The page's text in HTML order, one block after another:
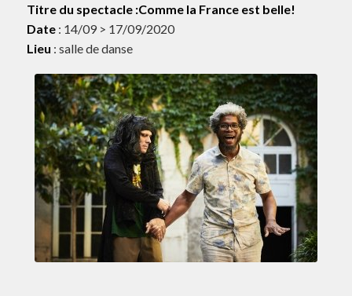
Titre du spectacle :Comme la France est belle!
Date: 14/09 > 17/09/2020
Lieu : salle de danse